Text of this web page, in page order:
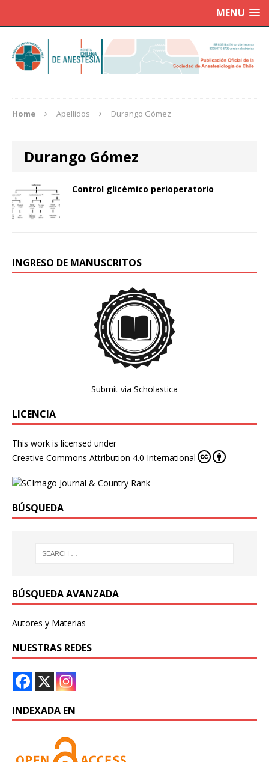
MENU
Home Apellidos Durango Gómez
Durango Gómez
Control glicémico perioperatorio
INGRESO DE MANUSCRITOS
Submit via Scholastica
LICENCIA
This work is licensed under
Creative Commons Attribution 4.0 International
BÚSQUEDA
BÚSQUEDA AVANZADA
Autores y Materias
NUESTRAS REDES
INDEXADA EN